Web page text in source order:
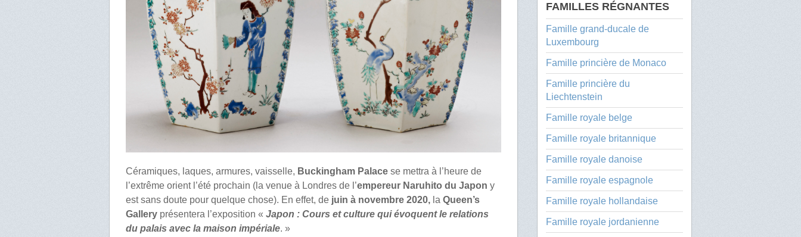
Céramiques, laques, armures, vaisselle, Buckingham Palace se mettra à l’heure de
l’extrême orient l’été prochain (la venue à Londres de l’empereur Naruhito du Japon y
est sans doute pour quelque chose). En effet, de juin à novembre 2020, laQueen’s
Gallery présentera l’exposition «Japon : Cours et culture qui évoquent le relations
du palais avec la maison impériale. »
FAMILLES RÉGNANTES
Famille grand-ducale de
Luxembourg
Famille princière de Monaco
Famille princière du
Liechtenstein
Famille royale belge
Famille royale britannique
Famille royale danoise
Famille royale espagnole
Famille royale hollandaise
Famille royale jordanienne